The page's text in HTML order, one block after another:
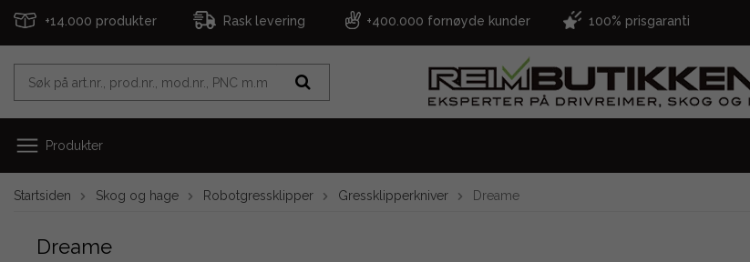
+14.000 produkter Rask levering +400.000 fornøyde kunder 100% prisgaranti
Produkter
Startsiden Skog og hage Robotgressklipper Gressklipperkniver Dreame
Dreame